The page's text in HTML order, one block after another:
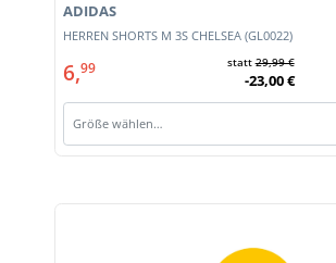
HERREN SHORTS M 3S CHELSEA (GL0022)
ADIDAS
6,99 statt29,99 €
-23,00 €
Größe wählen…